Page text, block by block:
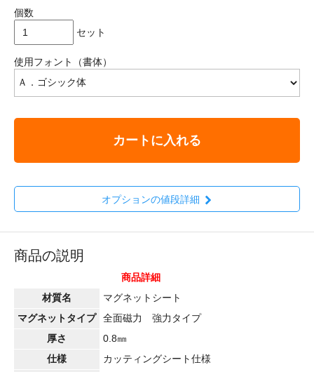
個数
セット
使用フォント（書体）
カートに入れる
オプションの値段詳細
商品の説明
商品詳細
材質名
マグネットシート
マグネットタイプ
全面磁力 強力タイプ
厚さ
0.8㎜
仕様
カッティングシート仕様